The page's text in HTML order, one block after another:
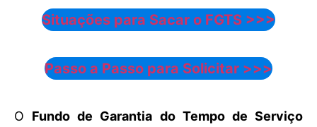
Situações para Sacar o FGTS >>>
Passo a Passo para Solicitar >>>
O Fundo de Garantia do Tempo de Serviço